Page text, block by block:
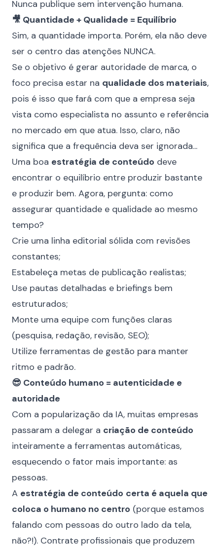
Nunca publique sem intervenção humana.
🎥 Quantidade + Qualidade = Equilíbrio
Sim, a quantidade importa. Porém, ela não deve
ser o centro das atenções NUNCA.
Se o objetivo é gerar autoridade de marca, o
foco precisa estar na qualidade dos materiais,
pois é isso que fará com que a empresa seja
vista como especialista no assunto e referência
no mercado em que atua. Isso, claro, não
significa que a frequência deva ser ignorada...
Uma boa estratégia de conteúdo deve
encontrar o equilíbrio entre produzir bastante
e produzir bem. Agora, pergunta: como
assegurar quantidade e qualidade ao mesmo
tempo?
Crie uma linha editorial sólida com revisões
constantes;
Estabeleça metas de publicação realistas;
Use pautas detalhadas e briefings bem
estruturados;
Monte uma equipe com funções claras
(pesquisa, redação, revisão, SEO);
Utilize ferramentas de gestão para manter
ritmo e padrão.
😎 Conteúdo humano = autenticidade e
autoridade
Com a popularização da IA, muitas empresas
passaram a delegar a criação de conteúdo
inteiramente a ferramentas automáticas,
esquecendo o fator mais importante: as
pessoas.
A estratégia de conteúdo certa é aquela que
coloca o humano no centro (porque estamos
falando com pessoas do outro lado da tela,
não?!). Contrate profissionais que produzem